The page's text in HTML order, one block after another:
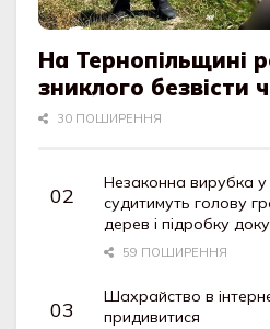
На Тернопільщині
зниклого безвісти
30 ПОШИРЕННЯ
Незаконна вирубка у
судитимуть голову
дерев і підробку
59 ПОШИРЕННЯ
Шахрайство в
придивитися